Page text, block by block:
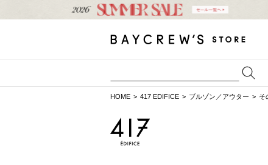
HOME 417 EDIFICE ブルゾン／アウター そ